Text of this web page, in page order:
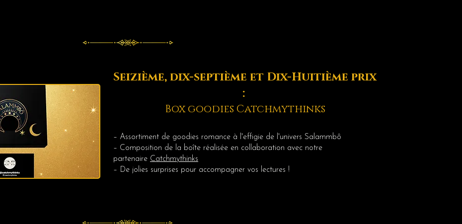
Seizième, dix-septième et Dix-Huitième prix
:
Box goodies Catchmythinks
– Assortiment de goodies romance à l'effigie de l'univers Salammbô
– Composition de la boîte réalisée en collaboration avec notre
partenaire Catchmythinks
– De jolies surprises pour accompagner vos lectures !